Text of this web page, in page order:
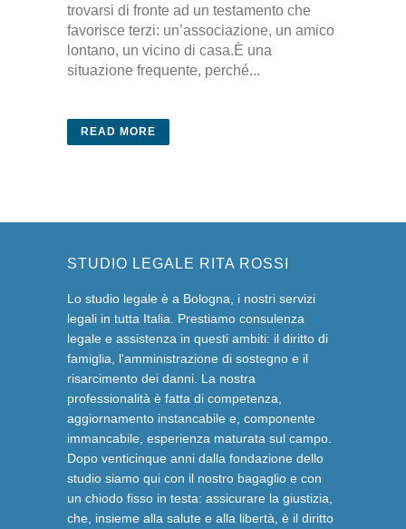
trovarsi di fronte ad un testamento che
favorisce terzi: un’associazione, un amico
lontano, un vicino di casa.È una
situazione frequente, perché...
READ MORE
STUDIO LEGALE RITA ROSSI
Lo studio legale è a Bologna, i nostri servizi
legali in tutta Italia. Prestiamo consulenza
legale e assistenza in questi ambiti: il diritto di
famiglia, l'amministrazione di sostegno e il
risarcimento dei danni. La nostra
professionalità è fatta di competenza,
aggiornamento instancabile e, componente
immancabile, esperienza maturata sul campo.
Dopo venticinque anni dalla fondazione dello
studio siamo qui con il nostro bagaglio e con
un chiodo fisso in testa: assicurare la giustizia,
che, insieme alla salute e alla libertà, è il diritto